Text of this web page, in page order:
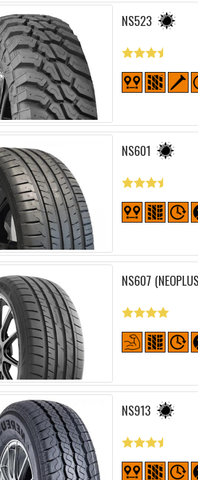
NS523
NS601
NS607
NS913